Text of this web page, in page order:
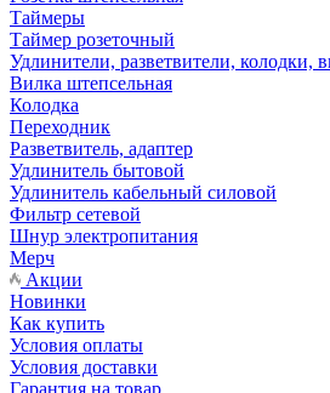
Таймеры
Таймер розеточный
Удлинители, разветвители, колодки,
Вилка штепсельная
Колодка
Переходник
Разветвитель, адаптер
Удлинитель бытовой
Удлинитель кабельный силовой
Фильтр сетевой
Шнур электропитания
Мерч
Акции
Новинки
Как купить
Условия оплаты
Условия доставки
Гарантия на товар